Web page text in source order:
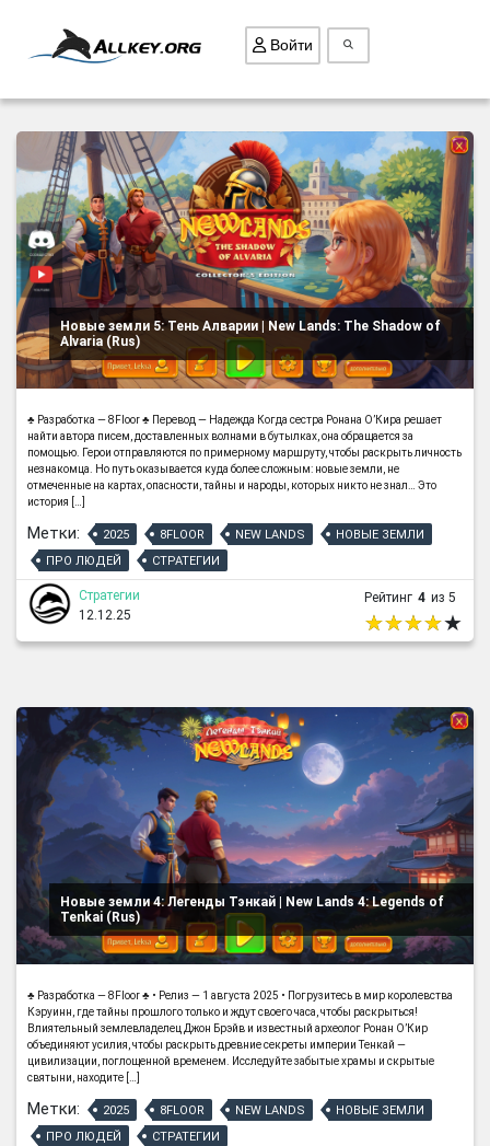
ВСЕ ИГРЫ
ПОИСК ПРЕДМЕТОВ
ГОЛОВОЛОМКИ
БИЗНЕС
ТРИ-В-РЯД
СТРАТЕГИИ
СТРЕЛЯЛКИ
КАК СКАЧАТЬ
НОВОСТИ
Войти
Новые земли 5: Тень Алварии | New Lands: The Shadow of
Alvaria (Rus)
♣ Разработка — 8Floor ♣ Перевод — Надежда Когда сестра Ронана О’Кира решает
найти автора писем, доставленных волнами в бутылках, она обращается за
помощью. Герои отправляются по примерному маршруту, чтобы раскрыть личность
незнакомца. Но путь оказывается куда более сложным: новые земли, не
отмеченные на картах, опасности, тайны и народы, которых никто не знал… Это
история […]
Метки: 2025 8FLOOR NEW LANDS
НОВЫЕ ЗЕМЛИ
ПРО ЛЮДЕЙ
СТРАТЕГИИ
Стратегии
12.12.25
Рейтинг 4 из 5
Новые земли 4: Легенды Тэнкай | New Lands 4: Legends of
Tenkai (Rus)
♣ Разработка — 8Floor ♣ • Релиз — 1 августа 2025 • Погрузитесь в мир королевства
Кэруинн, где тайны прошлого только и ждут своего часа, чтобы раскрыться!
Влиятельный землевладелец Джон Брэйв и известный археолог Ронан О’Кир
объединяют усилия, чтобы раскрыть древние секреты империи Тенкай —
цивилизации, поглощенной временем. Исследуйте забытые храмы и скрытые
святыни, находите […]
Метки: 2025 8FLOOR NEW LANDS
НОВЫЕ ЗЕМЛИ
ПРО ЛЮДЕЙ
СТРАТЕГИИ